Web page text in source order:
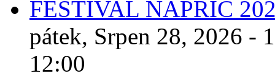
FESTIVAL NAPŘÍČ
pátek, Srpen 28, 2026 -
12:00